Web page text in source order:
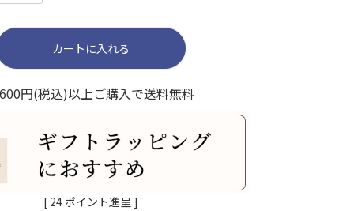
カートに入れる
円(税込)以上ご購入で送料無料
[ 24ポイント進呈 ]